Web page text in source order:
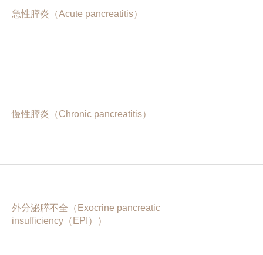
急性膵炎（Acute pancreatitis）
慢性膵炎（Chronic pancreatitis）
外分泌膵不全（Exocrine pancreatic
insufficiency（EPI））